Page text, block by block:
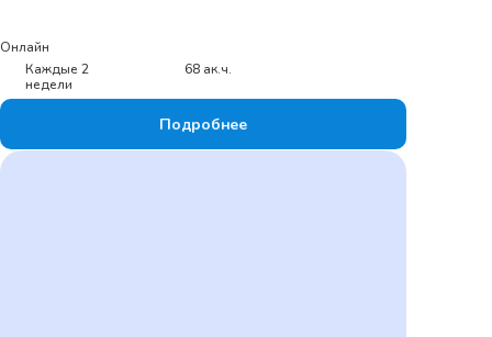
Подробнее
68 ак.ч.
Каждые 2
недели
Онлайн